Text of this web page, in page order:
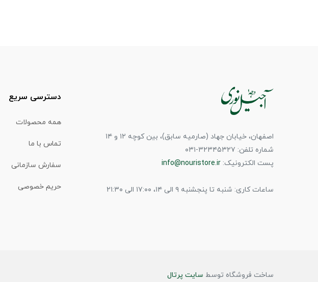
اصفهان، خیابان جهاد (صارمیه سابق)، بین کوچه ۱۲ و ۱۴
شماره تلفن: ۳۲۳۴۵۳۲۷-۰۳۱
پست الکترونیک: info@nouristore.ir
ساعات کاری: شنبه تا پنجشنبه ۹ الی ۱۴، ۱۷:۰۰ الی ۲۱:۳۰
دسترسی سریع
همه محصولات
تماس با ما
سفارش سازمانی
حریم خصوصی
ساخت فروشگاه توسط سایت پرتال